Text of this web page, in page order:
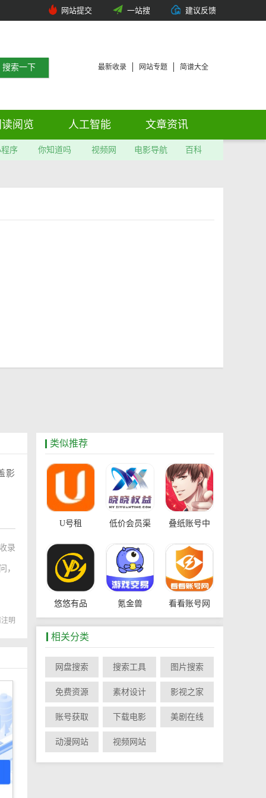
网站提交 一站搜 建议反馈
最新收录 网站专题 简谱大全
阅览 人工智能 文章资讯
序 你知道吗 视频网 电影导航 百科
影
录
，
明
类似推荐
U号租 低价会员渠 叠纸账号中
悠悠有品 氪金兽 看看账号网
游戏阁 wifi ccrgt
相关分类
网盘搜索 搜索工具 图片搜索
免费资源 素材设计 影视之家
账号获取 下载电影 美剧在线
动漫网站 视频网站